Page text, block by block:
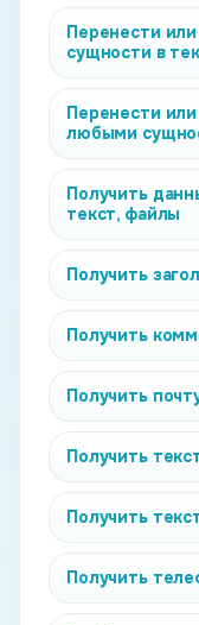
Перенести
сущности в
Перенести
любыми
Получить
текст, файлы
Получить
Получить
Получить
Получить
Получить
Получить